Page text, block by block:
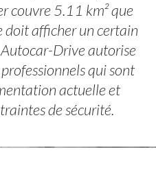
couvre 5.11 km² que
doit afficher un certain
Drive autorise
qui sont
actuelle et
de sécurité.